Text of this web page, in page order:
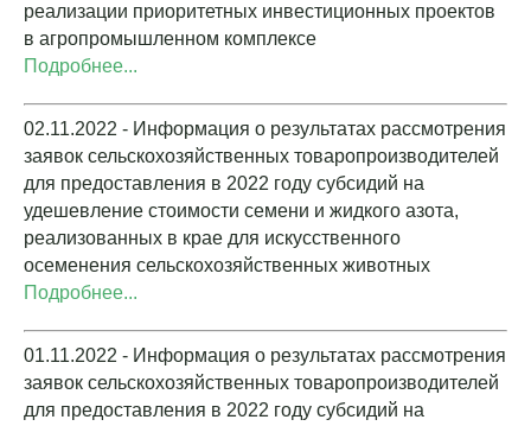
реализации приоритетных инвестиционных проектов
в агропромышленном комплексе
Подробнее...
02.11.2022 - Информация о результатах рассмотрения
заявок сельскохозяйственных товаропроизводителей
для предоставления в 2022 году субсидий на
удешевление стоимости семени и жидкого азота,
реализованных в крае для искусственного
осеменения сельскохозяйственных животных
Подробнее...
01.11.2022 - Информация о результатах рассмотрения
заявок сельскохозяйственных товаропроизводителей
для предоставления в 2022 году субсидий на